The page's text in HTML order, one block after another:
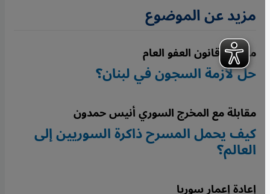
مزيد عن الموضوع
مشروع قانون العفو العام
حل لأزمة السجون في لبنان؟
مقابلة مع المخرج السوري أنيس حمدون
كيف يحمل المسرح ذاكرة السوريين إلى
العالم؟
إعادة إعمار سوريا